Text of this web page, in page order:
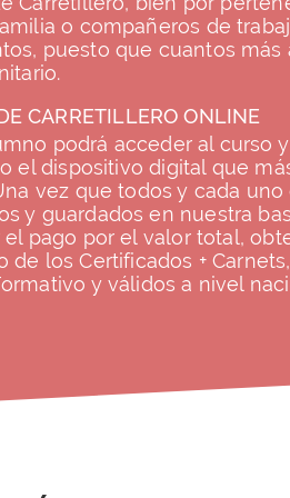
o compañeros de
puesto que cuantos
CARRETILLERO ONLINE
podrá acceder al curso
el dispositivo digital que
vez que todos y cada
y guardados en nuestra
pago por el valor total,
de los Certificados +
y válidos a nivel